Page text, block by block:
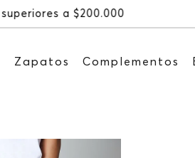
Recibe: 15%OFF
Zapatos Complementos